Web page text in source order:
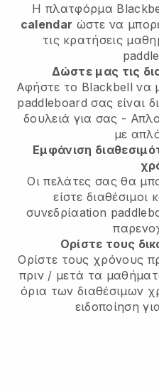
Η πλατφόρμα
calendar ώστε να
τις κρατήσεις
Δώστε μας τις
Αφήστε το Blackbell να
paddleboard σας είναι
δουλειά για σας -
με
Εμφάνιση
Οι πελάτες σας θα
είστε διαθέσιμοι
συνεδρίαation
Ορίστε τους
Ορίστε τους χρόνους
πριν / μετά τα
όρια των διαθέσιμων
ειδοποίηση